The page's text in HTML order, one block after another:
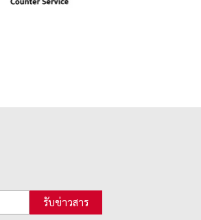
เพิ่มในตะกร้า
รับข่าวสาร